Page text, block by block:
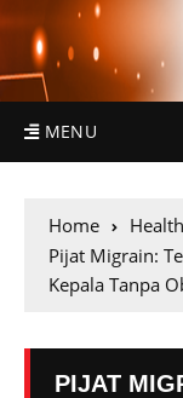
MENU
Home
Health
Pijat Migrain:
Kepala Tanpa
PIJAT